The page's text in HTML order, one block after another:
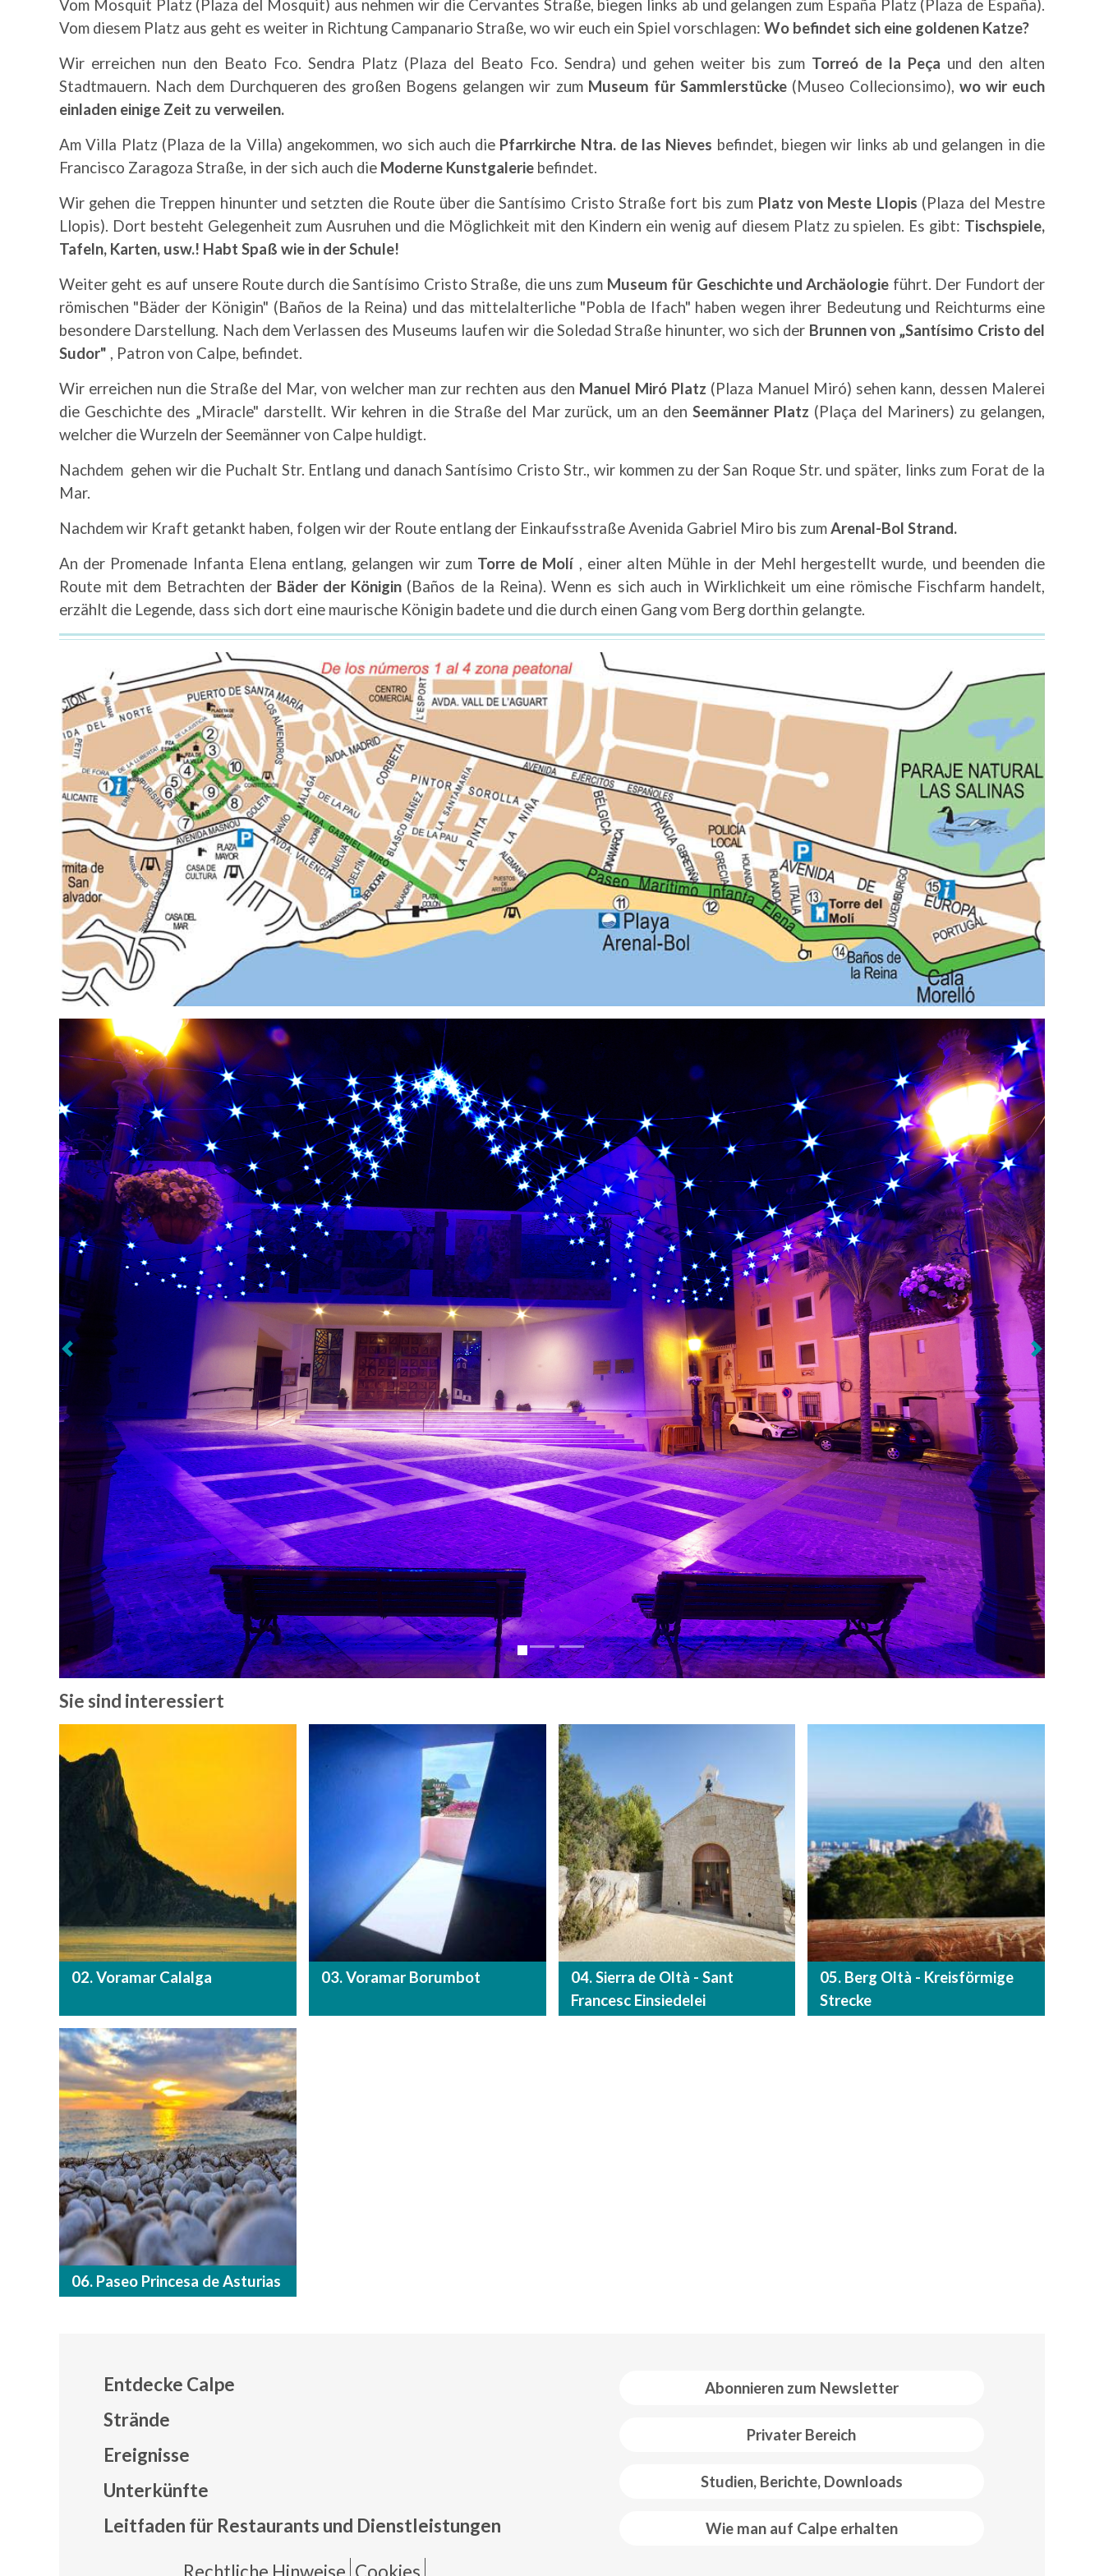
Vom Mosquit Platz (Plaza del Mosquit) aus nehmen wir die Cervantes Straße, biegen links ab und gelangen zum España Platz (Plaza de España).
Vom diesem Platz aus geht es weiter in Richtung Campanario Straße, wo wir euch ein Spiel vorschlagen: Wo befindet sich eine goldenen Katze?
Wir erreichen nun den Beato Fco. Sendra Platz (Plaza del Beato Fco. Sendra) und gehen weiter bis zum Torreó de la Peça und den alten
Stadtmauern. Nach dem Durchqueren des großen Bogens gelangen wir zum Museum für Sammlerstücke(Museo Collecionsimo), wo wir euch
einladen einige Zeit zu verweilen.
Am Villa Platz (Plaza de la Villa) angekommen, wo sich auch die Pfarrkirche Ntra. de las Nieves befindet, biegen wir links ab und gelangen in die
Francisco Zaragoza Straße, in der sich auch die Moderne Kunstgalerie befindet.
Wir gehen die Treppen hinunter und setzten die Route über die Santísimo Cristo Straße fort bis zum Platz von Meste Llopis (Plaza del Mestre
Llopis). Dort besteht Gelegenheit zum Ausruhen und die Möglichkeit mit den Kindern ein wenig auf diesem Platz zu spielen. Es gibt: Tischspiele,
Tafeln, Karten, usw.! Habt Spaß wie in der Schule!
Weiter geht es auf unsere Route durch die Santísimo Cristo Straße, die uns zum Museum für Geschichte und Archäologie führt. Der Fundort der
römischen "Bäder der Königin" (Baños de la Reina) und das mittelalterliche "Pobla de Ifach" haben wegen ihrer Bedeutung und Reichturms eine
besondere Darstellung. Nach dem Verlassen des Museums laufen wir die Soledad Straße hinunter, wo sich der Brunnen von „Santísimo Cristo del
Sudor" , Patron von Calpe, befindet.
Wir erreichen nun die Straße del Mar, von welcher man zur rechten aus den Manuel Miró Platz (Plaza Manuel Miró) sehen kann, dessen Malerei
die Geschichte des „Miracle" darstellt. Wir kehren in die Straße del Mar zurück, um an denSeemänner Platz (Plaça del Mariners) zu gelangen,
welcher die Wurzeln der Seemänner von Calpe huldigt.
Nachdem gehen wir die Puchalt Str. Entlang und danach Santísimo Cristo Str., wir kommen zu der San Roque Str. und später, links zum Forat de la
Mar.
Nachdem wir Kraft getankt haben, folgen wir der Route entlang der Einkaufsstraße Avenida Gabriel Miro bis zumArenal-Bol Strand.
An der Promenade Infanta Elena entlang, gelangen wir zum Torre de Molí, einer alten Mühle in der Mehl hergestellt wurde, und beenden die
Route mit dem Betrachten der Bäder der Königin (Baños de la Reina). Wenn es sich auch in Wirklichkeit um eine römische Fischfarm handelt,
erzählt die Legende, dass sich dort eine maurische Königin badete und die durch einen Gang vom Berg dorthin gelangte.
Weiter
Sie sind interessiert
02. Voramar Calalga 03. Voramar Borumbot
04. Sierra de Oltà - Sant
Francesc Einsiedelei
05. Berg Oltà - Kreisförmige
Strecke
06. Paseo Princesa de Asturias
Abonnieren zum Newsletter
Privater Bereich
Studien, Berichte, Downloads
Wie man auf Calpe erhalten
Entdecke Calpe
Strände
Ereignisse
Unterkünfte
Leitfaden für Restaurants und Dienstleistungen
Rechtliche Hinweise Cookies